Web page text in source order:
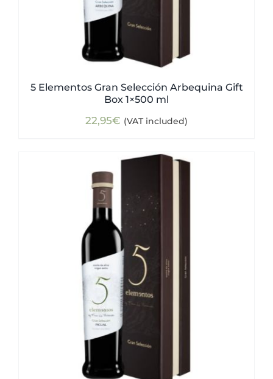
5 Elementos Gran Selección Arbequina Gift
Box 1×500 ml
22,95€ (VAT included)